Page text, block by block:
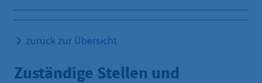
zurück zur Übersicht
Zuständige Stellen und